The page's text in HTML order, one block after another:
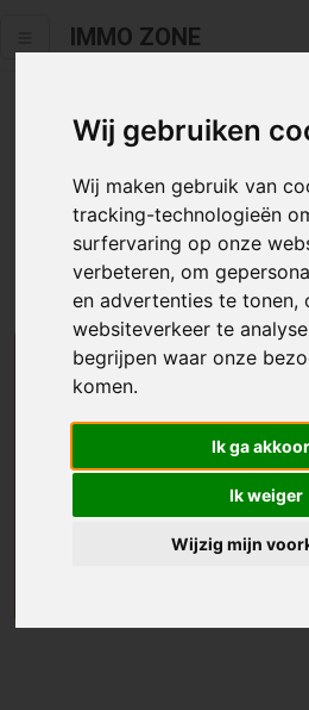
Wij gebruiken
Wij maken gebruik van
tracking-technologieën
surfervaring op onze
verbeteren, om
en advertenties te tonen,
websiteverkeer te
begrijpen waar onze
komen.
Ik ga
Ik weiger
Wijzig mijn
IMMO ZONE
Helaas staat dit
meer
Neem zeker een kijkje in ons
We helpen u
Maak hier een zoekprofiel
de hoogte van